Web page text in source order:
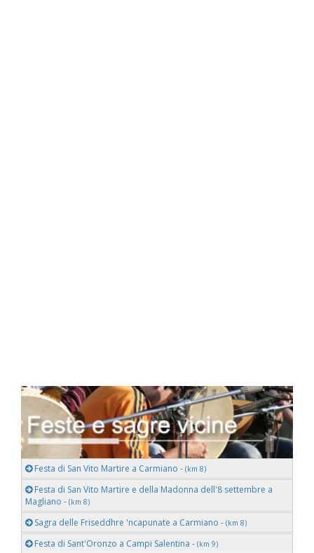
Festa di San Vito Martire a Carmiano - (km 8)
Festa di San Vito Martire e della Madonna dell'8 settembre a
Magliano - (km 8)
Sagra delle Friseddhre 'ncapunate a Carmiano - (km 8)
Festa di Sant'Oronzo a Campi Salentina - (km 9)